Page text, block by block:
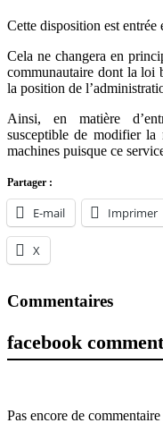
Cette disposition est
Cela ne changera en
communautaire dont la loi
la position de
Ainsi, en matière
susceptible de modifier
machines puisque ce
Partager :
E-mail Imprimer
X
Commentaires
facebook
Pas encore de commentaire